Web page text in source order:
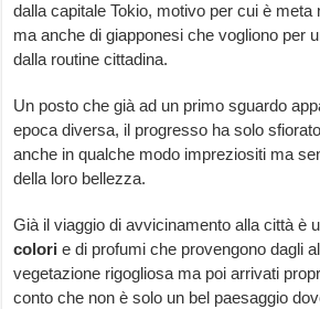
dalla capitale Tokio, motivo per cui è meta
ma anche di giapponesi che vogliono per
dalla routine cittadina.
Un posto che già ad un primo sguardo
epoca diversa, il progresso ha solo
anche in qualche modo impreziositi ma
della loro bellezza.
Già il viaggio di avvicinamento alla città è
colori e di profumi che provengono dagli
vegetazione rigogliosa ma poi arrivati
conto che non è solo un bel paesaggio